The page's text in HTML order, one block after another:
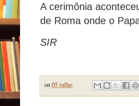
A cerimônia
de Roma onde o
SIR
on05 julho